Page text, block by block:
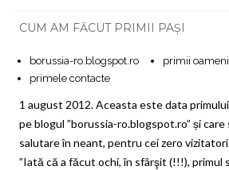
CUM AM FĂCUT PRIMII PAȘI
borussia-ro.blogspot.ro
primii oameni
primele contacte
1 august 2012. Aceasta este data
pe blogul ”borussia-ro.blogspot.ro” și
salutare în neant, pentru cei zero
”Iată că a făcut ochi, în sfârşit (!!!), primul